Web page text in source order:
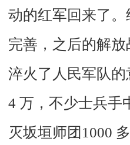
动的红军回来了
完善，之后的解
淬火了人民军队
4 万，不少士兵手
灭坂垣师团 1000